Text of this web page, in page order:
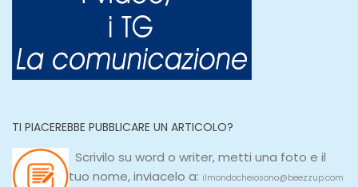
TI PIACEREBBE PUBBLICARE UN ARTICOLO?
Scrivilo su word o writer, metti una foto e il
tuo nome, inviacelo a: ilmondocheiosono@beezzup.com